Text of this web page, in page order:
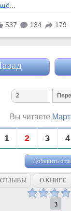
Вы читаете
1 2 3 4
Добавить
О КНИГЕ
3